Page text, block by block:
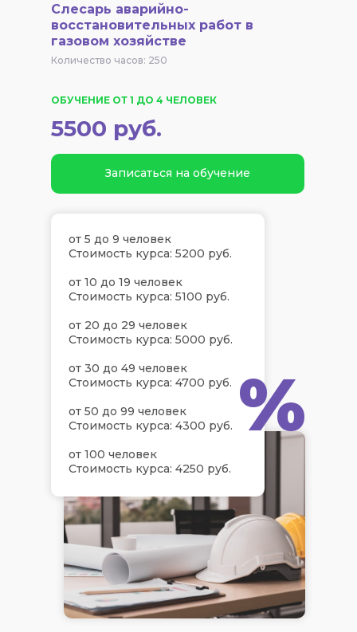
Слесарь аварийно-
восстановительных работ в
газовом хозяйстве
Количество часов: 250
Записаться на обучение
ОБУЧЕНИЕ ОТ 1 ДО 4 ЧЕЛОВЕК
5500 руб.
от 5 до 9 человек
Стоимость курса: 5200 руб.
от 10 до 19 человек
Стоимость курса: 5100 руб.
от 20 до 29 человек
Стоимость курса: 5000 руб.
от 30 до 49 человек
Стоимость курса: 4700 руб.
от 50 до 99 человек
Стоимость курса: 4300 руб.
от 100 человек
Стоимость курса: 4250 руб.
%